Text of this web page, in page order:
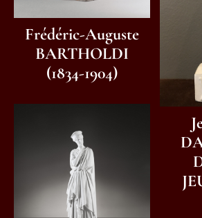
Frédéric-Auguste
BARTHOLDI
(1834-1904)